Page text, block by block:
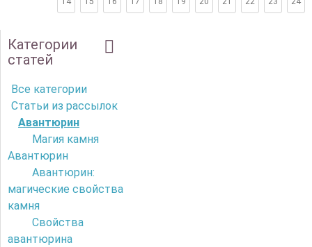
Категории
статей
Все категории
Статьи из рассылок
Авантюрин
Магия камня
Авантюрин
Авантюрин:
магические свойства
камня
Свойства
авантюрина